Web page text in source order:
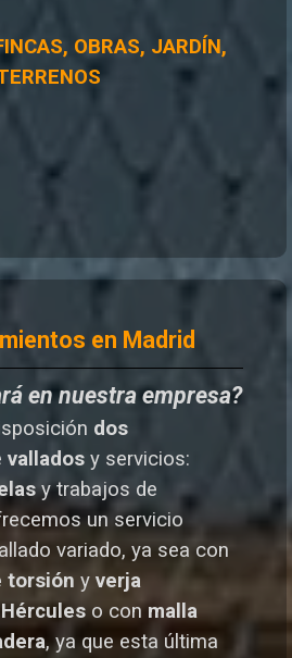
OBRAS, JARDÍN,
en Madrid
en nuestra empresa?
dos
vallados y servicios:
y trabajos de
un servicio
variado, ya sea con
torsión y verja
Hércules o con malla
, ya que esta última